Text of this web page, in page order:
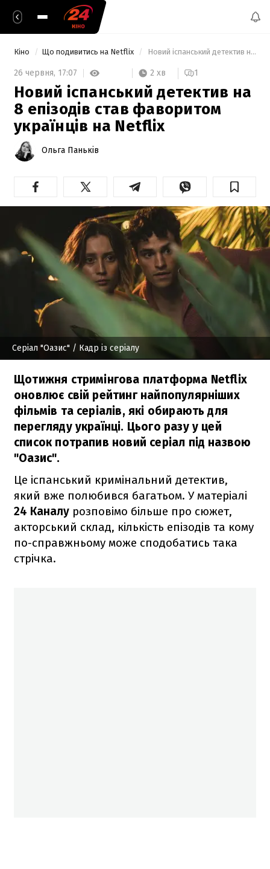
Кіно Що подивитись на Netflix Новий іспанський детектив на 8 епізодів став фаворитом українців на Netflix
26 червня, 17:07 2 хв 1
Новий іспанський детектив на
8 епізодів став фаворитом
українців на Netflix
Ольга Паньків
Серіал "Оазис" / Кадр із серіалу
Щотижня стримінгова платформа Netflix
оновлює свій рейтинг найпопулярніших
фільмів та серіалів, які обирають для
перегляду українці. Цього разу у цей
список потрапив новий серіал під назвою
"Оазис".
Це іспанський кримінальний детектив,
який вже полюбився багатьом. У матеріалі
24 Каналу розповімо більше про сюжет,
акторський склад, кількість епізодів та кому
по-справжньому може сподобатись така
стрічка.